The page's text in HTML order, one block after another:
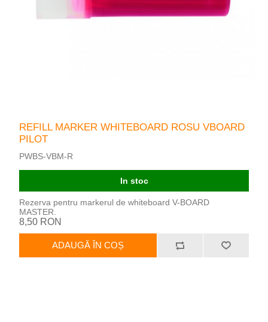
REFILL MARKER WHITEBOARD ROSU VBOARD
PILOT
PWBS-VBM-R
In stoc
Rezerva pentru markerul de whiteboard V-BOARD
MASTER.
8,50 RON
ADAUGĂ ÎN COȘ